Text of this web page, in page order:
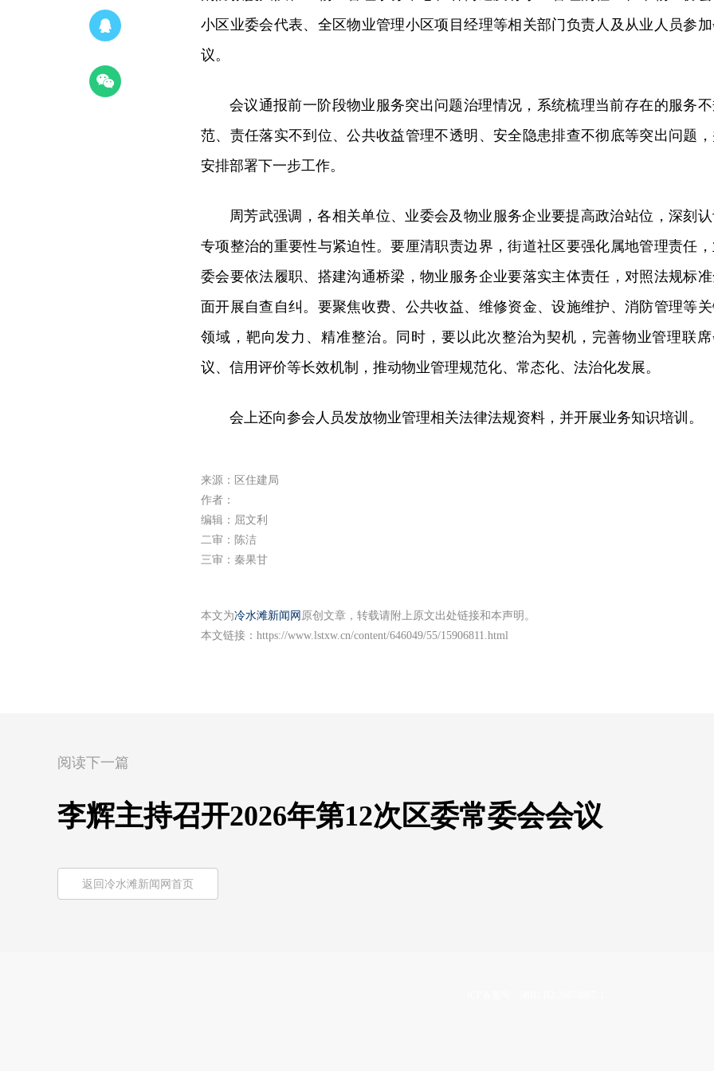
小区业委会代表、全区物业管理小区项目经理等相关部门负责人及从业人员参
议。
会议通报前一阶段物业服务突出问题治理情况，系统梳理当前存在的服务
范、责任落实不到位、公共收益管理不透明、安全隐患排查不彻底等突出问题
安排部署下一步工作。
周芳武强调，各相关单位、业委会及物业服务企业要提高政治站位，深刻
专项整治的重要性与紧迫性。要厘清职责边界，街道社区要强化属地管理责任
委会要依法履职、搭建沟通桥梁，物业服务企业要落实主体责任，对照法规标
面开展自查自纠。要聚焦收费、公共收益、维修资金、设施维护、消防管理等
领域，靶向发力、精准整治。同时，要以此次整治为契机，完善物业管理联
议、信用评价等长效机制，推动物业管理规范化、常态化、法治化发展。
会上还向参会人员发放物业管理相关法律法规资料，并开展业务知识培训。
来源：区住建局
作者：
编辑：屈文利
二审：陈洁
三审：秦果甘
本文为冷水滩新闻网 原创文章，转载请附上原文出处链接和本声明。
本文链接： https://www.lstxw.cn/content/646049/55/15906811.html
阅读下一篇
李辉主持召开2026年第12次区委常委会会议
返回冷水滩新闻网首页